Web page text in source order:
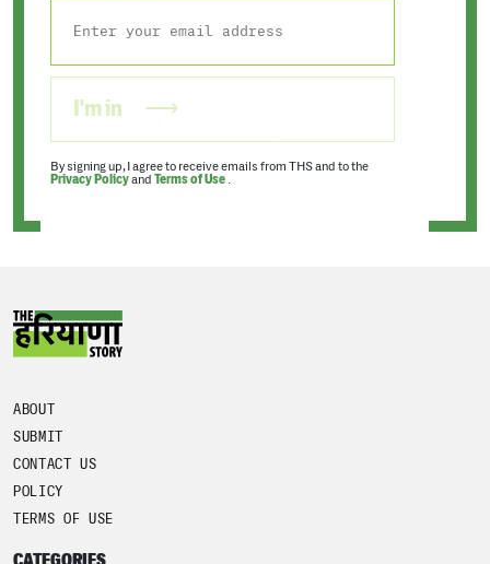
I'm in
By signing up, I agree to receive emails from THS and to the
Privacy Policyand Terms of Use .
ABOUT
SUBMIT
CONTACT US
POLICY
TERMS OF USE